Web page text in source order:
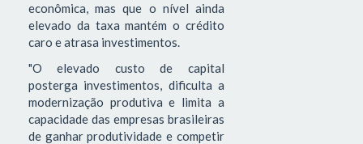
econômica, mas que o nível ainda
elevado da taxa mantém o crédito
caro e atrasa investimentos.
"O elevado custo de capital
posterga investimentos, dificulta a
modernização produtiva e limita a
capacidade das empresas brasileiras
de ganhar produtividade e competir